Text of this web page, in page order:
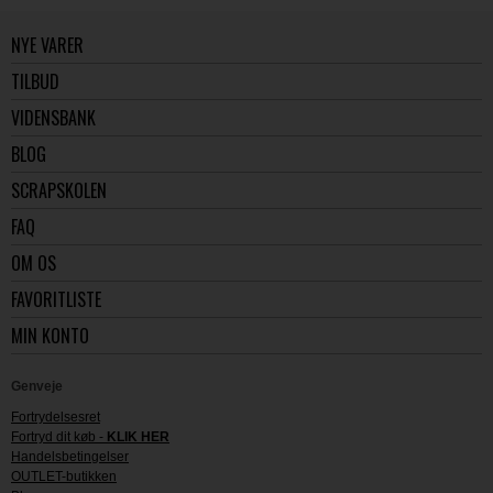
NYE VARER
TILBUD
VIDENSBANK
BLOG
SCRAPSKOLEN
FAQ
OM OS
FAVORITLISTE
MIN KONTO
Genveje
Fortrydelsesret
Fortryd dit køb - KLIK HER
Handelsbetingelser
OUTLET-butikken